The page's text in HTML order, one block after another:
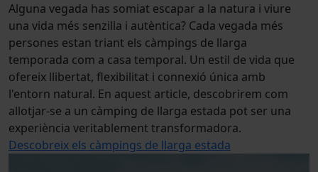
Alguna vegada has somiat escapar a la natura i viure
una vida més senzilla i autèntica? Cada vegada més
persones estan triant els càmpings de llarga
temporada com a casa temporal. Un estil de vida que
ofereix llibertat, fexibilitat i connexió única amb
l'entorn natural. En aquest article, descobrirem com
allotjar-se a un càmping de llarga estada pot ser una
experiència veritablement transformadora.
Descobreix els càmpings de llarga estada